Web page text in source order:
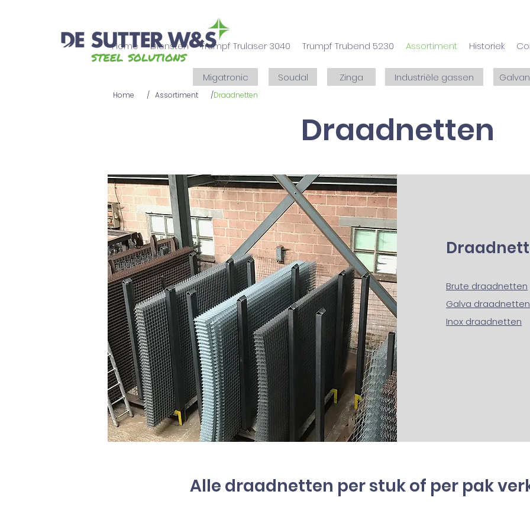
Home Diensten Trumpf Trulaser 3040 Trumpf Trubend 5230 Assortiment Historiek
Migatronic Soudal Zinga Industriële gassen
Draadnetten
Brute draadnetten
Galva draadnetten
Inox draadnetten
Alle draadnetten per stuk of per pak
Home / Assortiment /Draadnetten